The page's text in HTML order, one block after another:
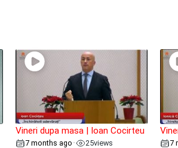
Vineri dupa masa | Ioan Cocirteu
7 months ago • 25views
7